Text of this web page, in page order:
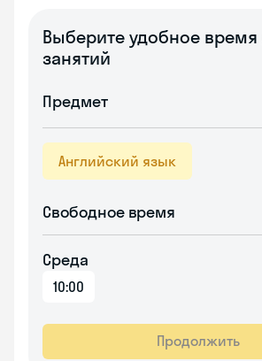
Выберите удобное время
занятий
Предмет
Английский язык
Свободное время
Среда
10:00
Продолжить